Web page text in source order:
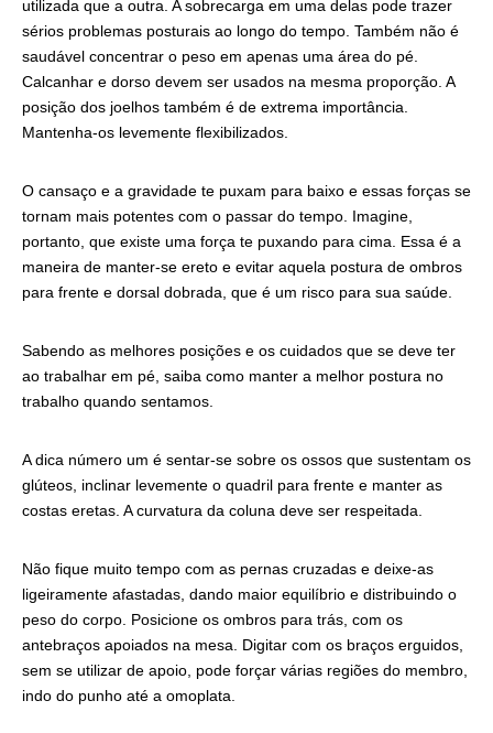
utilizada que a outra. A sobrecarga em uma delas pode trazer
sérios problemas posturais ao longo do tempo. Também não é
saudável concentrar o peso em apenas uma área do pé.
Calcanhar e dorso devem ser usados na mesma proporção. A
posição dos joelhos também é de extrema importância.
Mantenha-os levemente flexibilizados.
O cansaço e a gravidade te puxam para baixo e essas forças se
tornam mais potentes com o passar do tempo. Imagine,
portanto, que existe uma força te puxando para cima. Essa é a
maneira de manter-se ereto e evitar aquela postura de ombros
para frente e dorsal dobrada, que é um risco para sua saúde.
Sabendo as melhores posições e os cuidados que se deve ter
ao trabalhar em pé, saiba como manter a melhor postura no
trabalho quando sentamos.
A dica número um é sentar-se sobre os ossos que sustentam os
glúteos, inclinar levemente o quadril para frente e manter as
costas eretas. A curvatura da coluna deve ser respeitada.
Não fique muito tempo com as pernas cruzadas e deixe-as
ligeiramente afastadas, dando maior equilíbrio e distribuindo o
peso do corpo. Posicione os ombros para trás, com os
antebraços apoiados na mesa. Digitar com os braços erguidos,
sem se utilizar de apoio, pode forçar várias regiões do membro,
indo do punho até a omoplata.